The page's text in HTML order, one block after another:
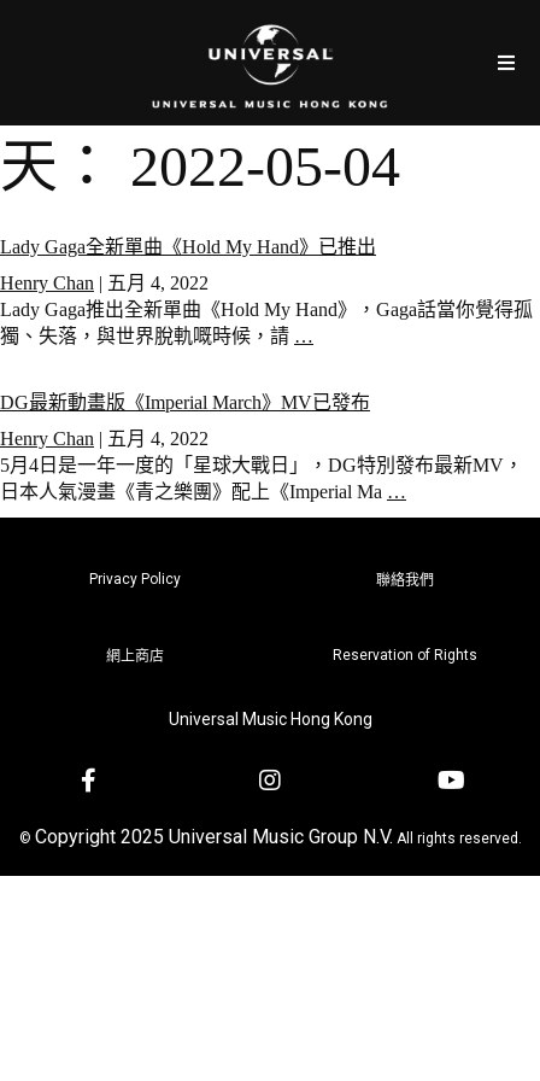
天： 2022-05-04
Lady Gaga全新單曲《Hold My Hand》已推出
Henry Chan | 五月 4, 2022
Lady Gaga推出全新單曲《Hold My Hand》，Gaga話當你覺得孤
獨、失落，與世界脫軌嘅時候，請 …
DG最新動畫版《Imperial March》MV已發布
Henry Chan | 五月 4, 2022
5月4日是一年一度的「星球大戰日」，DG特別發布最新MV，
日本人氣漫畫《青之樂團》配上《Imperial Ma …
Privacy Policy 聯絡我們
網上商店 Reservation of Rights
Universal Music Hong Kong
© Copyright 2025 Universal Music Group N.V. All rights reserved.